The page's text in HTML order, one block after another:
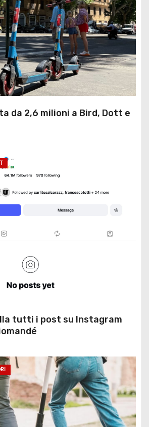
da 2,6 milioni a Bird, Dott e
tutti i post su Instagram